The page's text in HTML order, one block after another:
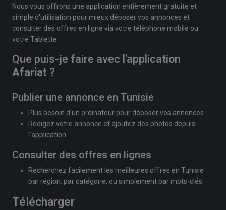
Nous vous offrons une application entièrement gratuite et
simple d'utilisation pour mieux déposer vos annonces et
consulter des offres en ligne via votre téléphone mobile ou
votre Tablette.
Que puis-je faire avec l'application
Afariat ?
Publier une annonce en Tunisie
Plus besoin d'un ordinateur pour déposer vos annonces
Rédigez votre annonce et ajoutez des photos depuis
l'application
Consulter des offres en lignes
Recherchez facilement les meilleures offres en Tunisie
par région, par catégorie, ou simplement par mots-clés.
Télécharger